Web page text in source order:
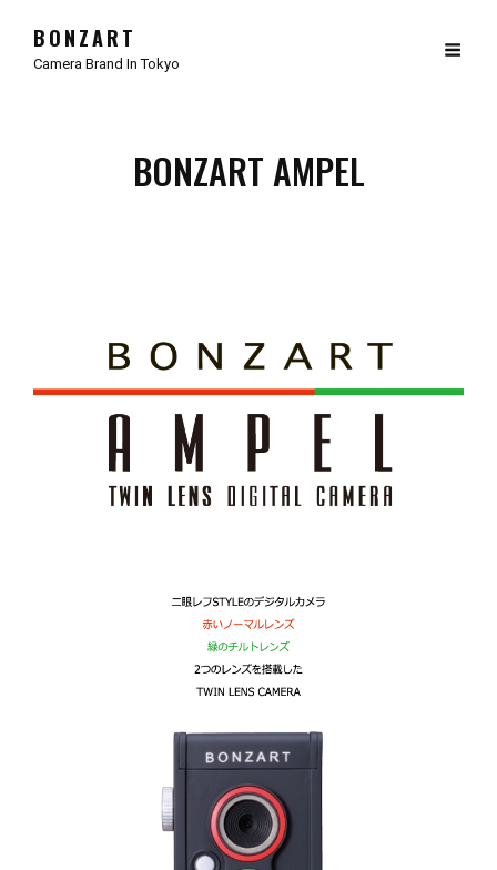
BONZART
Camera Brand In Tokyo
BONZART AMPEL